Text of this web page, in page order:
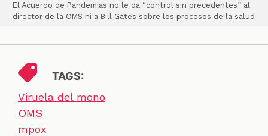
El Acuerdo de Pandemias no le da “control sin precedentes” al
director de la OMS ni a Bill Gates sobre los procesos de la salud
TAGS:
Viruela del mono
OMS
mpox